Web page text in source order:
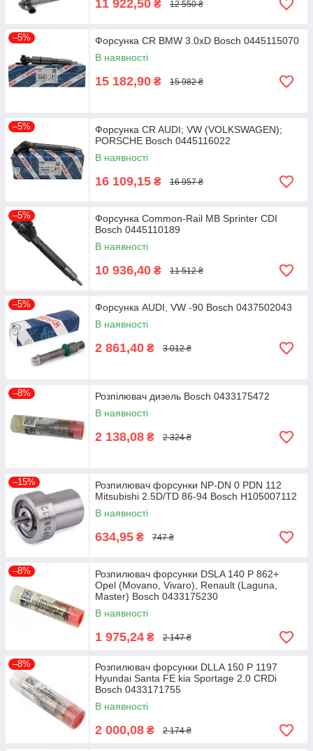
11 922,50 ₴ 12 550 ₴
–5%
Форсунка CR BMW 3.0xD Bosch 0445115070
В наявності
15 182,90 ₴ 15 982 ₴
–5%
Форсунка CR AUDI; VW (VOLKSWAGEN);
PORSCHE Bosch 0445116022
В наявності
16 109,15 ₴ 16 957 ₴
–5%
Форсунка Common-Rail MB Sprinter CDI
Bosch 0445110189
В наявності
10 936,40 ₴ 11 512 ₴
–5%
Форсунка AUDI, VW -90 Bosch 0437502043
В наявності
2 861,40 ₴ 3 012 ₴
–8%
Розпілювач дизель Bosch 0433175472
В наявності
2 138,08 ₴ 2 324 ₴
–15%
Розпилювач форсунки NP-DN 0 PDN 112
Mitsubishi 2.5D/TD 86-94 Bosch H105007112
В наявності
634,95 ₴ 747 ₴
–8%
Розпилювач форсунки DSLA 140 P 862+
Opel (Movano, Vivaro), Renault (Laguna,
Master) Bosch 0433175230
В наявності
1 975,24 ₴ 2 147 ₴
–8%
Розпилювач форсунки DLLA 150 P 1197
Hyundai Santa FE kia Sportage 2.0 CRDi
Bosch 0433171755
В наявності
2 000,08 ₴ 2 174 ₴